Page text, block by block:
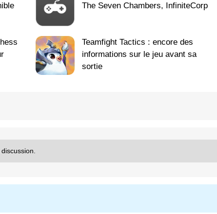
The Seven Chambers, InfiniteCorp
Teamfight Tactics : encore des
informations sur le jeu avant sa
sortie